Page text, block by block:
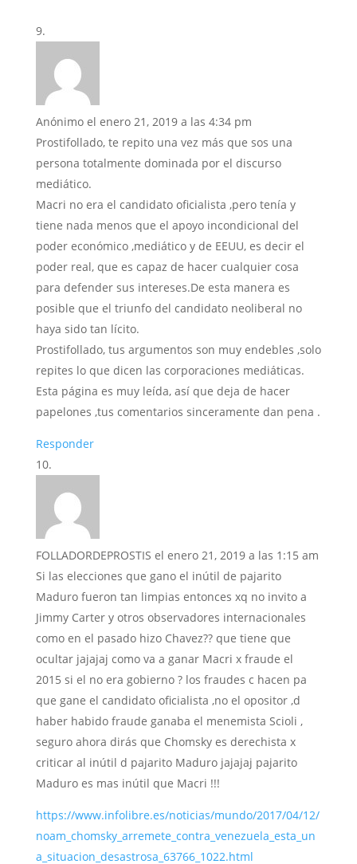
Anónimo el enero 21, 2019 a las 4:34 pm
Prostifollado, te repito una vez más que sos una
persona totalmente dominada por el discurso
mediático.
Macri no era el candidato oficialista ,pero tenía y
tiene nada menos que el apoyo incondicional del
poder económico ,mediático y de EEUU, es decir el
poder real, que es capaz de hacer cualquier cosa
para defender sus intereses.De esta manera es
posible que el triunfo del candidato neoliberal no
haya sido tan lícito.
Prostifollado, tus argumentos son muy endebles ,solo
repites lo que dicen las corporaciones mediáticas.
Esta página es muy leída, así que deja de hacer
papelones ,tus comentarios sinceramente dan pena .
Responder
FOLLADORDEPROSTIS el enero 21, 2019 a las 1:15 am
Si las elecciones que gano el inútil de pajarito
Maduro fueron tan limpias entonces xq no invito a
Jimmy Carter y otros observadores internacionales
como en el pasado hizo Chavez?? que tiene que
ocultar jajajaj como va a ganar Macri x fraude el
2015 si el no era gobierno ? los fraudes c hacen pa
que gane el candidato oficialista ,no el opositor ,d
haber habido fraude ganaba el menemista Scioli ,
seguro ahora dirás que Chomsky es derechista x
criticar al inútil d pajarito Maduro jajajaj pajarito
Maduro es mas inútil que Macri !!!
https://www.infolibre.es/noticias/mundo/2017/04/12/
noam_chomsky_arremete_contra_venezuela_esta_un
a_situacion_desastrosa_63766_1022.html